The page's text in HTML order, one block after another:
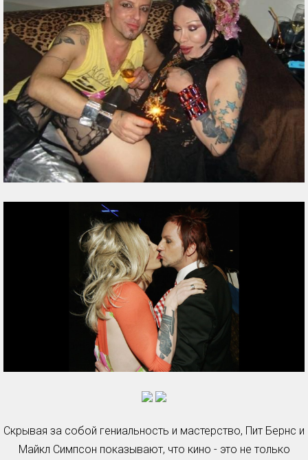
Скрывая за собой гениальность и мастерство, Пит Бернс и
Майкл Симпсон показывают, что кино - это не только